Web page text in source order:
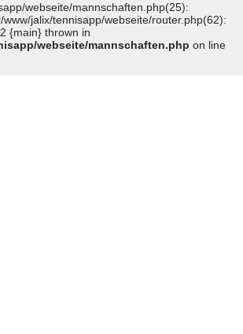
webseite/mannschaften.php(25):
jalix/tennisapp/webseite/router.php(62):
{main} thrown in
webseite/mannschaften.php on line